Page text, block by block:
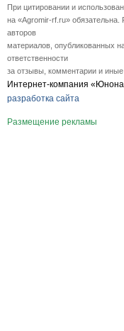
При цитировании и
на «Agromir-rf.ru»
авторов
материалов, опубликованных
ответственности
за отзывы, комментарии и
Интернет-компания
разработка сайта
Размещение рекламы